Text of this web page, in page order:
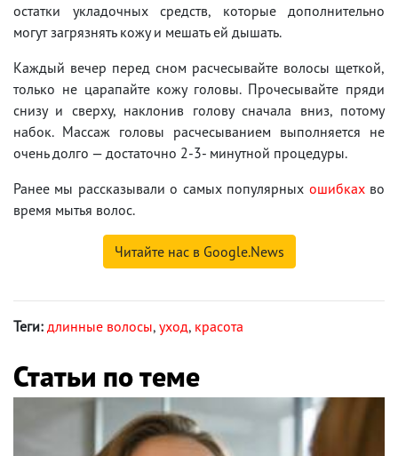
остатки укладочных средств, которые дополнительно
могут загрязнять кожу и мешать ей дышать.
Каждый вечер перед сном расчесывайте волосы щеткой,
только не царапайте кожу головы. Прочесывайте пряди
снизу и сверху, наклонив голову сначала вниз, потому
набок. Массаж головы расчесыванием выполняется не
очень долго — достаточно 2-3- минутной процедуры.
Ранее мы рассказывали о самых популярных ошибкахво
время мытья волос.
Читайте нас в Google.News
Теги: длинные волосы, уход, красота
Статьи по теме